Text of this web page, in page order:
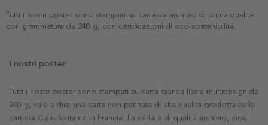
Tutti i nostri poster sono stampati su carta da archivio di prima qualità
con grammatura da 240 g, con certificazioni di eco-sostenibilità.
I nostri poster
Tutti i nostri poster sono stampati su carta bianca liscia multidesign da
240 g, vale a dire una carta non patinata di alta qualità prodotta dalla
cartiera Clairefontaine in Francia. La carta è di qualità archivio, cioè